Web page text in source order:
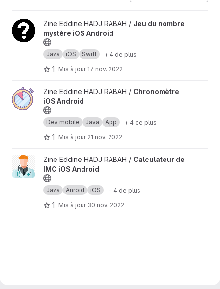
Afficher le projet Jeu du nombre mystère iOS Android
Zine Eddine HADJ RABAH / Jeu du nombre
mystère iOS Android
Java iOS Swift + 4 de plus
1 Mis à jour 17 nov. 2022
Afficher le projet Chronomètre iOS Android
Zine Eddine HADJ RABAH / Chronomètre
iOS Android
Dev mobile Java App + 4 de plus
1 Mis à jour 21 nov. 2022
Afficher le projet Calculateur de IMC iOS Android
Zine Eddine HADJ RABAH / Calculateur de
IMC iOS Android
Java Anroid iOS + 4 de plus
1 Mis à jour 30 nov. 2022